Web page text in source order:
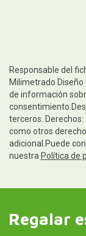
Responsable del
Milimetrado Diseño
de información
terceros.
como otros
adicional.Puede
nuestra Política de
Regalar